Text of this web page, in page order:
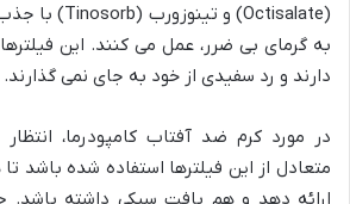
به گرمای بی ضرر، عمل می کنند. این
دارند و رد سفیدی از خود به جای نمی گذارند.
در مورد کرم ضد آفتاب کامپودرما،
متعادل از این فیلترها استفاده شده باشد
ارائه دهد و هم بافت سبکی داشته باشد.